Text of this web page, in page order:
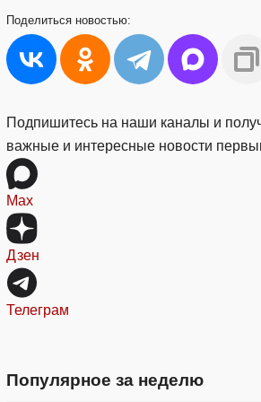
Поделиться новостью:
Подпишитесь на наши каналы и
важные и интересные новости
Max
Дзен
Телеграм
Популярное за неделю